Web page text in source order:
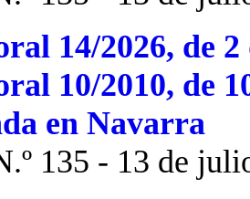
14/2026, de
10/2010, de
en Navarra
135 - 13 de